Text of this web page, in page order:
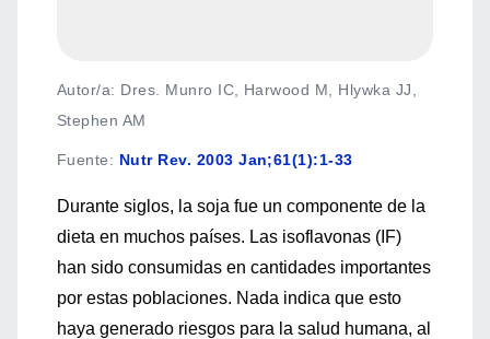
Autor/a: Dres. Munro IC, Harwood M, Hlywka JJ,
Stephen AM
Fuente: Nutr Rev. 2003 Jan;61(1):1-33
Durante siglos, la soja fue un componente de la
dieta en muchos países. Las isoflavonas (IF)
han sido consumidas en cantidades importantes
por estas poblaciones. Nada indica que esto
haya generado riesgos para la salud humana, al